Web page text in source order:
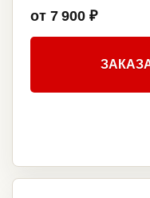
от 7 900 ₽